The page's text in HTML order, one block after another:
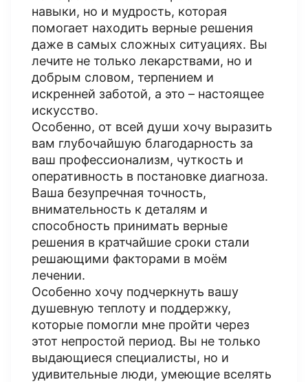
навыки, но и мудрость, которая
помогает находить верные решения
даже в самых сложных ситуациях. Вы
лечите не только лекарствами, но и
добрым словом, терпением и
искренней заботой, а это – настоящее
искусство.
Особенно, от всей души хочу выразить
вам глубочайшую благодарность за
ваш профессионализм, чуткость и
оперативность в постановке диагноза.
Ваша безупречная точность,
внимательность к деталям и
способность принимать верные
решения в кратчайшие сроки стали
решающими факторами в моём
лечении.
Особенно хочу подчеркнуть вашу
душевную теплоту и поддержку,
которые помогли мне пройти через
этот непростой период. Вы не только
выдающиеся специалисты, но и
удивительные люди, умеющие вселять